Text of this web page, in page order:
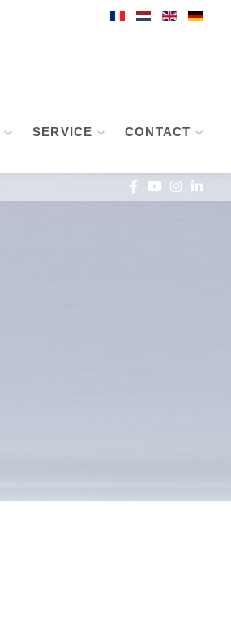
SERVICE CONTACT